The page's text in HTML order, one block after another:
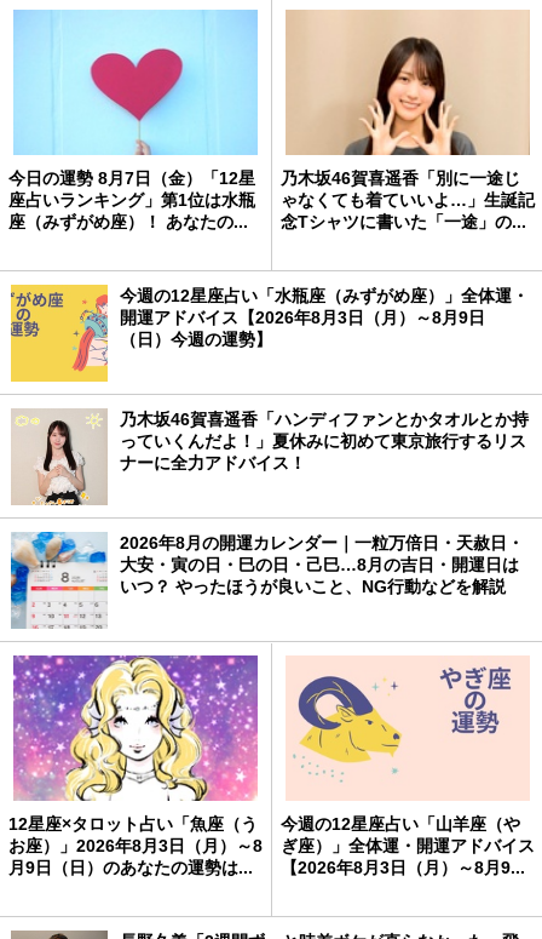
今日の運勢 8月7日（金）「12星
座占いランキング」第1位は水瓶
座（みずがめ座）！ あなたの...
乃木坂46賀喜遥香「別に一途じ
ゃなくても着ていいよ…」生誕記
念Tシャツに書いた「一途」の...
今週の12星座占い「水瓶座（みずがめ座）」全体運・
開運アドバイス【2026年8月3日（月）～8月9日
（日）今週の運勢】
乃木坂46賀喜遥香「ハンディファンとかタオルとか持
っていくんだよ！」夏休みに初めて東京旅行するリス
ナーに全力アドバイス！
2026年8月の開運カレンダー｜一粒万倍日・天赦日・
大安・寅の日・巳の日・己巳…8月の吉日・開運日は
いつ？ やったほうが良いこと、NG行動などを解説
12星座×タロット占い「魚座（う
お座）」2026年8月3日（月）～8
月9日（日）のあなたの運勢は...
今週の12星座占い「山羊座（や
ぎ座）」全体運・開運アドバイス
【2026年8月3日（月）～8月9...